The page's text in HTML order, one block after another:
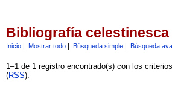
Bibliografía celestinesca
Inicio| Mostrar todo| Búsqueda simple| Búsqueda
1–1 de 1 registro encontrado(s) con los
(RSS):